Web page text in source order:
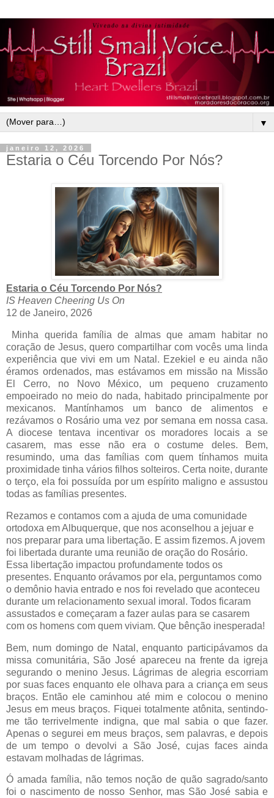
▼
janeiro 12, 2026
Estaria o Céu Torcendo Por Nós?
Estaria o Céu Torcendo Por Nós?
IS Heaven Cheering Us On
12 de Janeiro, 2026
Minha querida família de almas que amam habitar no
coração de Jesus, quero compartilhar com vocês uma linda
experiência que vivi em um Natal. Ezekiel e eu ainda não
éramos ordenados, mas estávamos em missão na Missão
El Cerro, no Novo México, um pequeno cruzamento
empoeirado no meio do nada, habitado principalmente por
mexicanos. Mantínhamos um banco de alimentos e
rezávamos o Rosário uma vez por semana em nossa casa.
A diocese tentava incentivar os moradores locais a se
casarem, mas esse não era o costume deles. Bem,
resumindo, uma das famílias com quem tínhamos muita
proximidade tinha vários filhos solteiros. Certa noite, durante
o terço, ela foi possuída por um espírito maligno e assustou
todas as famílias presentes.
Rezamos e contamos com a ajuda de uma comunidade
ortodoxa em Albuquerque, que nos aconselhou a jejuar e
nos preparar para uma libertação. E assim fizemos. A jovem
foi libertada durante uma reunião de oração do Rosário.
Essa libertação impactou profundamente todos os
presentes. Enquanto orávamos por ela, perguntamos como
o demônio havia entrado e nos foi revelado que aconteceu
durante um relacionamento sexual imoral. Todos ficaram
assustados e começaram a fazer aulas para se casarem
com os homens com quem viviam. Que bênção inesperada!
Bem, num domingo de Natal, enquanto participávamos da
missa comunitária, São José apareceu na frente da igreja
segurando o menino Jesus. Lágrimas de alegria escorriam
por suas faces enquanto ele olhava para a criança em seus
braços. Então ele caminhou até mim e colocou o menino
Jesus em meus braços. Fiquei totalmente atônita, sentindo-
me tão terrivelmente indigna, que mal sabia o que fazer.
Apenas o segurei em meus braços, sem palavras, e depois
de um tempo o devolvi a São José, cujas faces ainda
estavam molhadas de lágrimas.
Ó amada família, não temos noção de quão sagrado/santo
foi o nascimento de nosso Senhor, mas São José sabia e